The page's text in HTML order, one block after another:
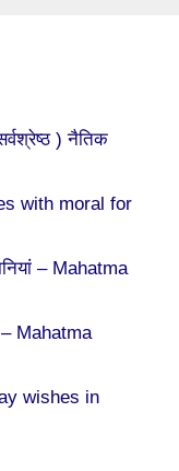
) नैतिक
with moral for
– Mahatma
– Mahatma
wishes in